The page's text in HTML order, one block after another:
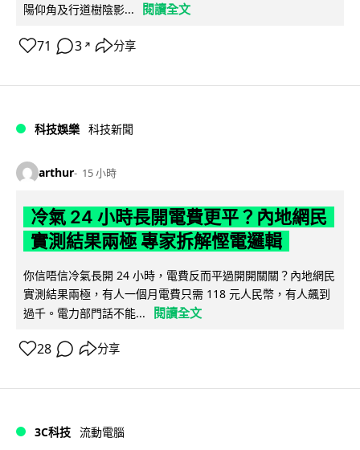
陽仰角及行道樹陰影...
閱讀全文
71 3 ↗ 分享
科技娛樂 科技新聞
arthur 15 小時
冷氣 24 小時長開電費更平？內地網民
實測結果兩極 專家拆解慳電邏輯
你信唔信冷氣長開 24 小時，電費反而平過開開關關？內地網民
實測結果兩極，有人一個月電費只需 118 元人民幣，有人飆到
過千。電力部門話不能...
閱讀全文
28 分享
3C科技 流動電腦